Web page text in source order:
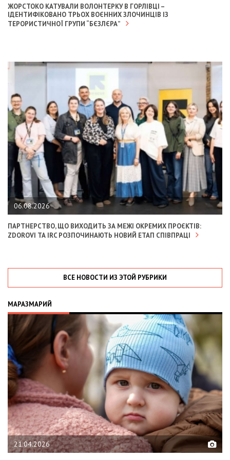
ЖОРСТОКО КАТУВАЛИ ВОЛОНТЕРКУ В ГОРЛІВЦІ –
ІДЕНТИФІКОВАНО ТРЬОХ ВОЄННИХ ЗЛОЧИНЦІВ ІЗ
ТЕРОРИСТИЧНОЇ ГРУПИ “БЄЗЛЄРА”
06.08.2026
ПАРТНЕРСТВО, ЩО ВИХОДИТЬ ЗА МЕЖІ ОКРЕМИХ ПРОЄКТІВ:
ZDOROVI ТА IRC РОЗПОЧИНАЮТЬ НОВИЙ ЕТАП СПІВПРАЦІ
ВСЕ НОВОСТИ ИЗ ЭТОЙ РУБРИКИ
МАРАЗМАРИЙ
02.02.2026